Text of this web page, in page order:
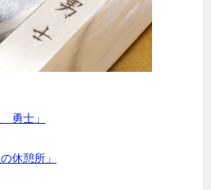
勇士」
休憩所」